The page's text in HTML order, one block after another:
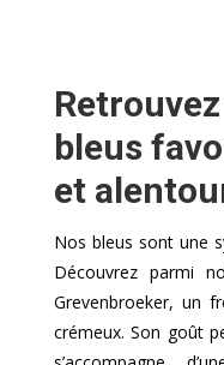
bleus
et
Nos bleus sont une
Découvrez parmi
Grevenbroeker, un
crémeux. Son goût